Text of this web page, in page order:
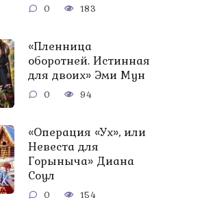
0 183
«Пленница
оборотней. Истинная
для двоих» Эми Мун
0 94
«Операция «Ух», или
Невеста для
Горыныча» Диана
Соул
0 154